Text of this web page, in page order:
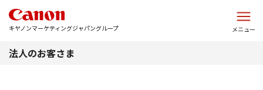
キヤノンマーケティングジャパングループ メニュー
法人のお客さま